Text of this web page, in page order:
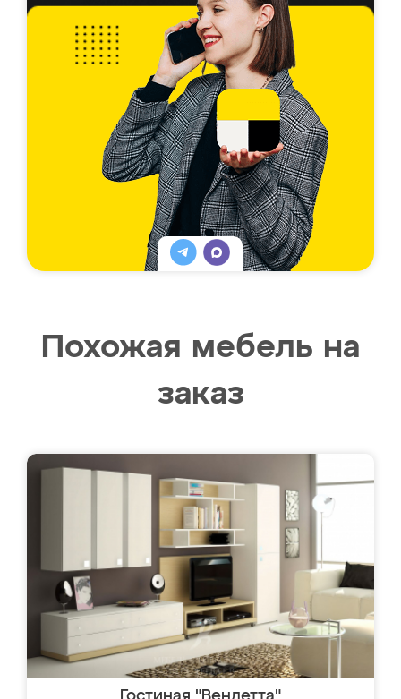
Похожая мебель на
заказ